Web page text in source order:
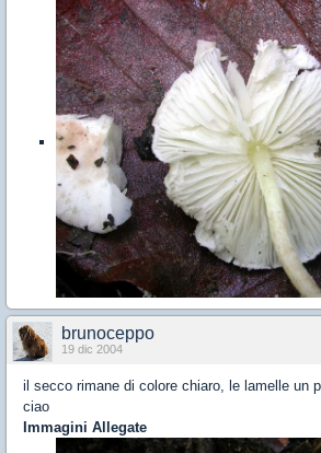
brunoceppo
19 dic 2004
il secco rimane di colore chiaro, le lamelle un
ciao
Immagini Allegate